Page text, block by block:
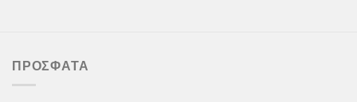
ΠΡΌΣΦΑΤΑ